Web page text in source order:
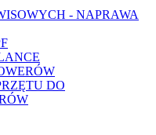
- NAPRAWA
DO